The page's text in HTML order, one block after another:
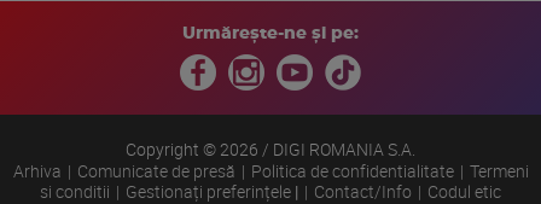
Urmărește-ne și pe:
Copyright © 2026 / DIGI ROMANIA S.A.
Arhiva
Comunicate de presă Politica de confidentialitate
Termeni
si conditii
Gestionați preferințele | Contact/Info Codul etic